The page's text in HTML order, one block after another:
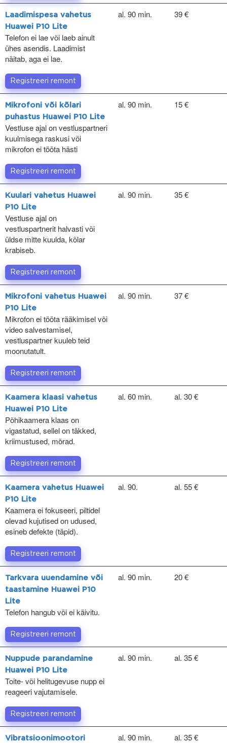
Laadimispesa vahetus
Huawei P10 Lite
Telefon ei lae või laeb ainult
ühes asendis. Laadimist
näitab, aga ei lae.
al. 90 min. 39 €
Registreeri remont
Mikrofoni või kõlari
puhastus Huawei P10 Lite
Vestluse ajal on vestluspartneri
kuulmisega raskusi või
mikrofon ei tööta hästi
al. 90 min. 15 €
Registreeri remont
Kuulari vahetus Huawei
P10 Lite
Vestluse ajal on
vestluspartnerit halvasti või
üldse mitte kuulda, kõlar
krabiseb.
al. 90 min. 35 €
Registreeri remont
Mikrofoni vahetus Huawei
P10 Lite
Mikrofon ei tööta rääkimisel või
video salvestamisel,
vestluspartner kuuleb teid
moonutatult.
al. 90 min. 37 €
Registreeri remont
Kaamera klaasi vahetus
Huawei P10 Lite
Põhikaamera klaas on
vigastatud, sellel on täkked,
kriimustused, mõrad.
al. 60 min. al. 30 €
Registreeri remont
Kaamera vahetus Huawei
P10 Lite
Kaamera ei fokuseeri, piltidel
olevad kujutised on udused,
esineb defekte (täpid).
al. 90. al. 55 €
Registreeri remont
Tarkvara uuendamine või
taastamine Huawei P10
Lite
Telefon hangub või ei käivitu.
al. 90 min. 20 €
Registreeri remont
Nuppude parandamine
Huawei P10 Lite
Toite- või helitugevuse nupp ei
reageeri vajutamisele.
al. 90 min. al. 35 €
Registreeri remont
Vibratsioonimootori
al. 90 min. al. 35 €